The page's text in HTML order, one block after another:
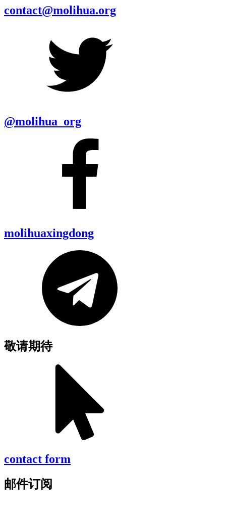
contact@molihua.org
@molihua_org
molihuaxingdong
敬请期待
contact form
邮件订阅